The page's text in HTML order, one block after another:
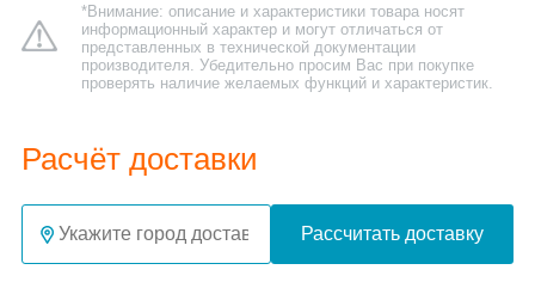
*Внимание: описание и характеристики товара носят
информационный характер и могут отличаться от
представленных в технической документации
производителя. Убедительно просим Вас при покупке
проверять наличие желаемых функций и характеристик.
Расчёт доставки
Рассчитать доставку